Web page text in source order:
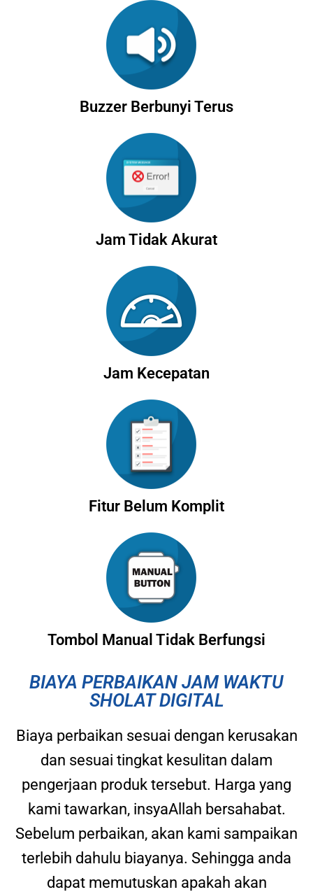
Buzzer Berbunyi Terus
Jam Tidak Akurat
Jam Kecepatan
Fitur Belum Komplit
Tombol Manual Tidak Berfungsi
BIAYA PERBAIKAN JAM WAKTU
SHOLAT DIGITAL
Biaya perbaikan sesuai dengan kerusakan
dan sesuai tingkat kesulitan dalam
pengerjaan produk tersebut. Harga yang
kami tawarkan, insyaAllah bersahabat.
Sebelum perbaikan, akan kami sampaikan
terlebih dahulu biayanya. Sehingga anda
dapat memutuskan apakah akan